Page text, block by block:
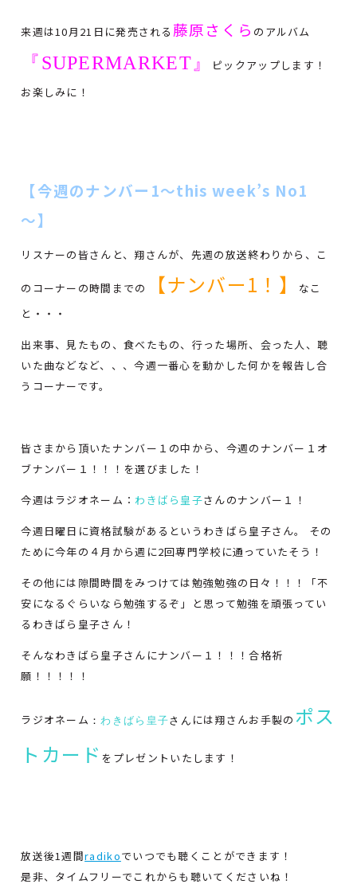
来週は10月21日に発売される 藤原さくら のアルバム
『SUPERMARKET』
ピックアップします！
お楽しみに！
【今週のナンバー1～this week’s No1
～】
リスナーの皆さんと、翔さんが、先週の放送終わりから、こ
のコーナーの時間までの 【ナンバー1！】
なこ
と・・・
出来事、見たもの、食べたもの、行った場所、会った人、聴
いた曲などなど、、、今週一番心を動かした何かを報告し合
うコーナーです。
皆さまから頂いたナンバー１の中から、今週のナンバー１オ
ブナンバー１！！！を選びました！
今週はラジオネーム：わきばら皇子さんのナンバー１！
今週日曜日に資格試験があるというわきばら皇子さん。 その
ために今年の４月から週に2回専門学校に通っていたそう！
その他には隙間時間をみつけては勉強勉強の日々！！！「不
安になるぐらいなら勉強するぞ」と思って勉強を頑張ってい
るわきばら皇子さん！
そんなわきばら皇子さんにナンバー１！！！合格祈
願！！！！！
ラジオネーム ：わきばら皇子さん には翔さんお手製の ポス
トカード をプレゼントいたします！
放送後1週間radikoでいつでも聴くことができます！
是非、タイムフリーでこれからも聴いてくださいね！